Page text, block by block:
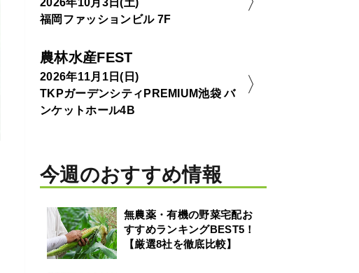
福岡ファッションビル 7F
農林水産FEST
2026年11月1日(日)
TKPガーデンシティPREMIUM池袋 バ
ンケットホール4B
今週のおすすめ情報
無農薬・有機の野菜宅配お
すすめランキングBEST5！
【厳選8社を徹底比較】